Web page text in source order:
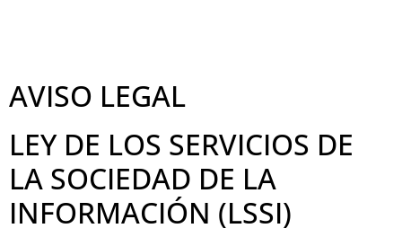
AVISO LEGAL
LEY DE LOS SERVICIOS DE
LA SOCIEDAD DE LA
INFORMACIÓN (LSSI)